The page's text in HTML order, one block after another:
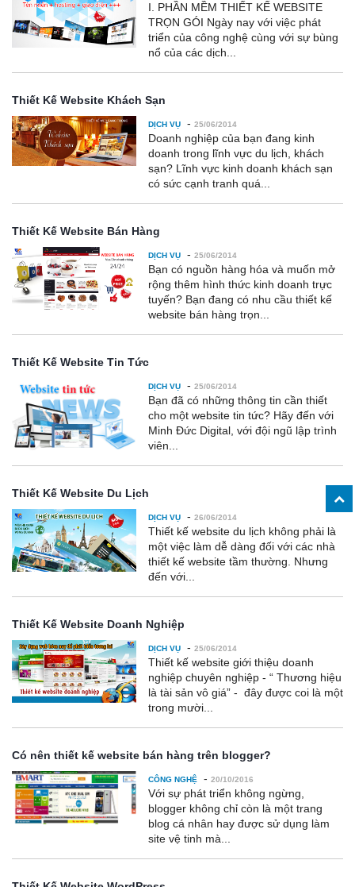
I. PHẦN MỀM THIẾT KẾ WEBSITE
TRỌN GÓI Ngày nay với việc phát
triển của công nghệ cùng với sự bùng
nổ của các dịch...
Thiết Kế Website Khách Sạn
DỊCH VỤ - 25/06/2014
Doanh nghiệp của bạn đang kinh
doanh trong lĩnh vực du lịch, khách
sạn? Lĩnh vực kinh doanh khách sạn
có sức cạnh tranh quá...
Thiết Kế Website Bán Hàng
DỊCH VỤ - 25/06/2014
Bạn có nguồn hàng hóa và muốn mở
rộng thêm hình thức kinh doanh trực
tuyến? Bạn đang có nhu cầu thiết kế
website bán hàng trọn...
Thiết Kế Website Tin Tức
DỊCH VỤ - 25/06/2014
Bạn đã có những thông tin cần thiết
cho một website tin tức? Hãy đến với
Minh Đức Digital, với đội ngũ lập trình
viên...
Thiết Kế Website Du Lịch
DỊCH VỤ - 26/06/2014
Thiết kế website du lịch không phải là
một việc làm dễ dàng đối với các nhà
thiết kế website tầm thường. Nhưng
đến với...
Thiết Kế Website Doanh Nghiệp
DỊCH VỤ - 25/06/2014
Thiết kế website giới thiệu doanh
nghiệp chuyên nghiệp - “ Thương hiệu
là tài sản vô giá” - đây được coi là một
trong mười...
Có nên thiết kế website bán hàng trên blogger?
CÔNG NGHỆ - 20/10/2016
Với sự phát triển không ngừng,
blogger không chỉ còn là một trang
blog cá nhân hay được sử dụng làm
site vệ tinh mà...